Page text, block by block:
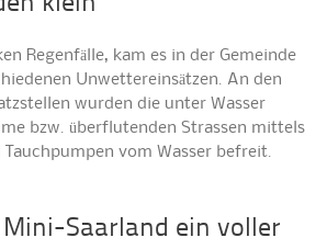
Regenfälle, kam es in der Gemeinde
Unwettereinsätzen. An den
wurden die unter Wasser
bzw. überflutenden Strassen mittels
Tauchpumpen vom Wasser befreit.
Mini-Saarland ein voller